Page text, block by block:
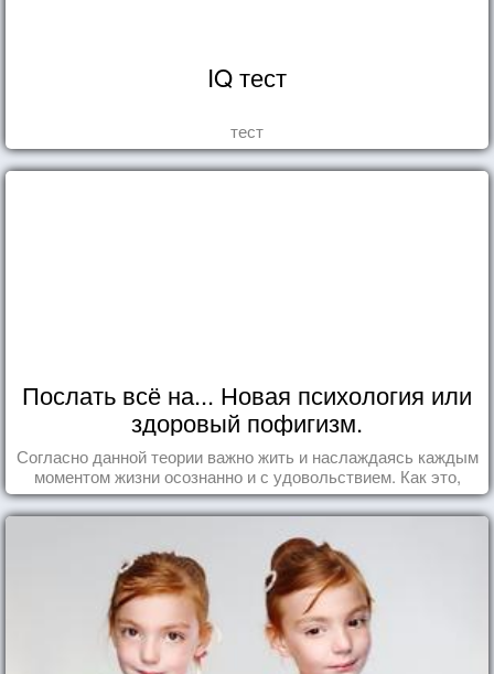
IQ тест
тест
Послать всё на... Новая психология или
здоровый пофигизм.
Согласно данной теории важно жить и наслаждаясь каждым
моментом жизни осознанно и с удовольствием. Как это,
попробуем разобраться на реальных примерах.